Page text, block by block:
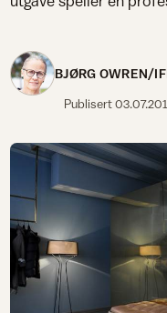
BJØRG OWREN/
Publisert